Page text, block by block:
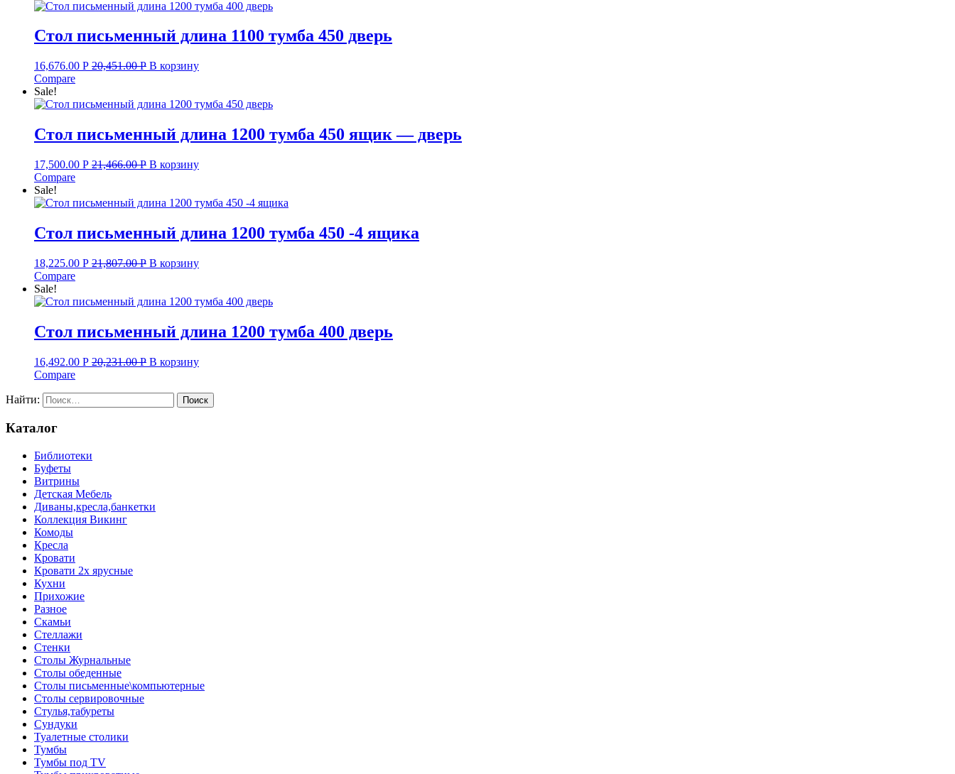
Стол письменный длина 1100 тумба 450 дверь
16,676.00 Р 20,451.00Р В корзину
Compare
Sale!
Стол письменный длина 1200 тумба 450 ящик — дверь
17,500.00 Р 21,466.00Р В корзину
Compare
Sale!
Стол письменный длина 1200 тумба 450 -4 ящика
18,225.00 Р 21,807.00Р В корзину
Compare
Sale!
Стол письменный длина 1200 тумба 400 дверь
16,492.00 Р 20,231.00Р В корзину
Compare
Найти:
Каталог
Библиотеки
Буфеты
Витрины
Детская Мебель
Диваны,кресла,банкетки
Коллекция Викинг
Комоды
Кресла
Кровати
Кровати 2х ярусные
Кухни
Прихожие
Разное
Скамьи
Стеллажи
Стенки
Столы Журнальные
Столы обеденные
Столы письменные\компьютерные
Столы сервировочные
Стулья,табуреты
Сундуки
Туалетные столики
Тумбы
Тумбы под TV